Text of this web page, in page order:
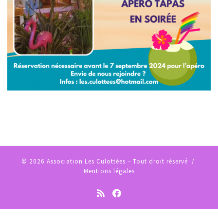
© 2026 Association Les Culottées – Tout droit réservé /
Mentions légales